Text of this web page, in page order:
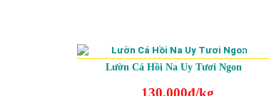
Lườn Cá Hồi Na Uy Tươi Ngon
-17%